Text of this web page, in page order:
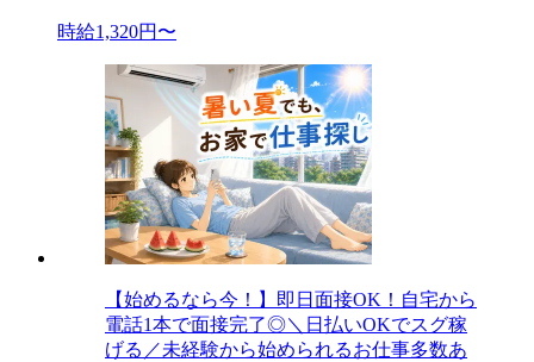
時給1,320円〜
【始めるなら今！】即日面接OK！自宅から
電話1本で面接完了◎＼日払いOKでスグ稼
げる／未経験から始められるお仕事多数あ